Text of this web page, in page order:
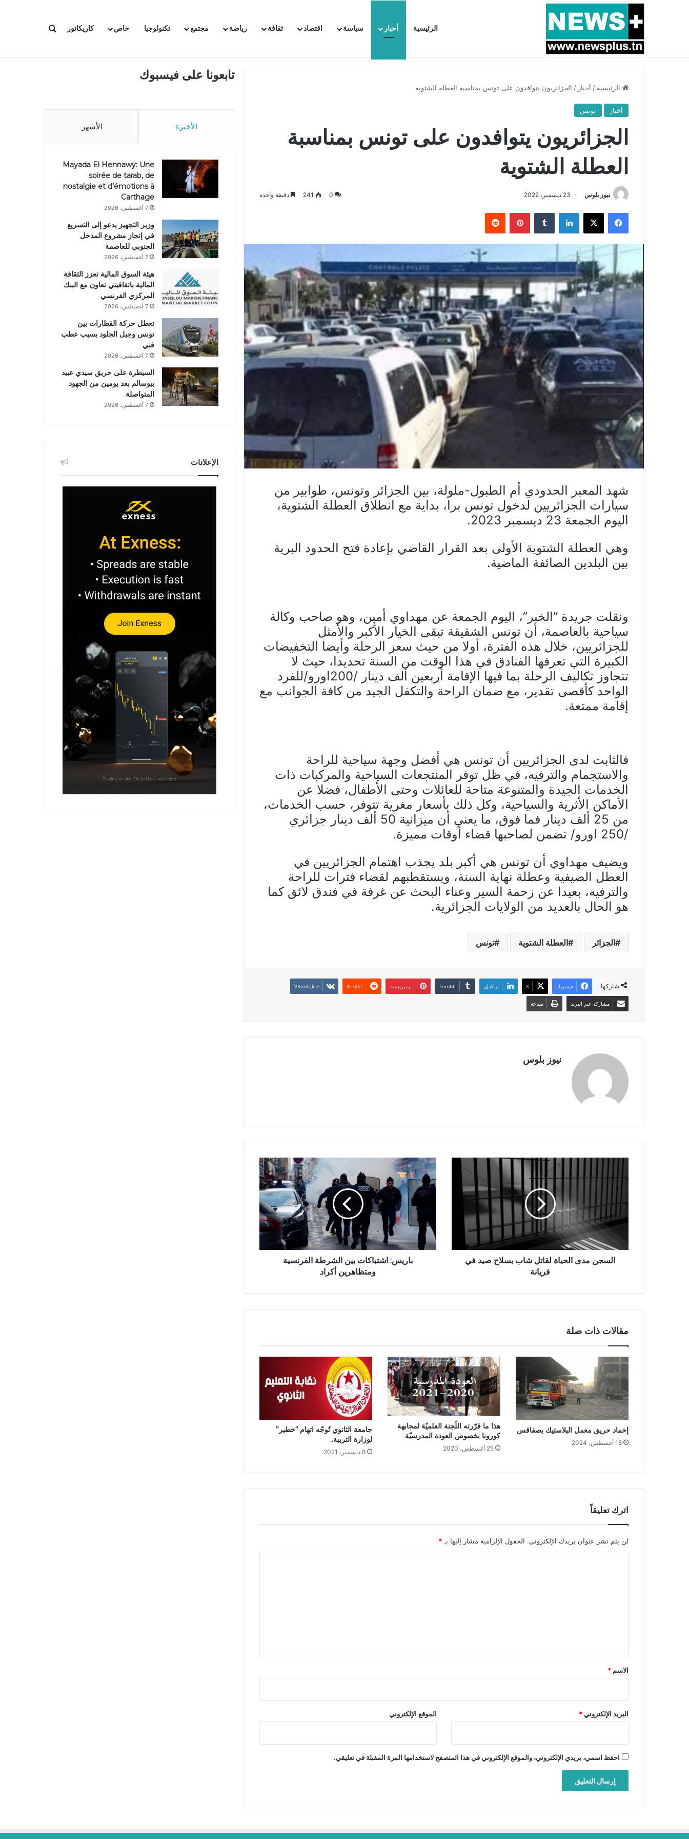
الرئيسية أخبار سياسة اقتصاد ثقافة رياضة مجتمع تكنولوجيا خاص كاريكاتور بحث عن
أخبار عاجلة بسبب المرزوقي وبتكليف من سعيّد: الخارجية تستدعي السفيرة الفرنسية بتونس وتبلغها احتجاجا شديد اللهجة !!
الرئيسية / أخبار / الجزائريون يتوافدون على تونس بمناسبة العطلة الشتوية
أخبار تونس
الجزائريون يتوافدون على تونس بمناسبة
العطلة الشتوية
نيوز بلوس 23 ديسمبر، 2022 0
241 دقيقة واحدة
فيسبوك X لينكدإن بينتيريست
شهد المعبر الحدودي أم الطبول-ملولة، بين الجزائر وتونس، طوابير من
سيارات الجزائريين لدخول تونس برا، بداية مع انطلاق العطلة الشتوية،
اليوم الجمعة 23 ديسمبر 2023.
وهي العطلة الشتوية الأولى بعد القرار القاضي بإعادة فتح الحدود البرية
بين البلدين الصائفة الماضية.
ونقلت جريدة “الخبر”، اليوم الجمعة عن مهداوي أمين، وهو صاحب وكالة
سياحية بالعاصمة، أن تونس الشقيقة تبقى الخيار الأكبر والأمثل
للجزائريين، خلال هذه الفترة، أولا من حيث سعر الرحلة وأيضا التخفيضات
الكبيرة التي تعرفها الفنادق في هذا الوقت من السنة تحديدا، حيث لا
تتجاوز تكاليف الرحلة بما فيها الإقامة أربعين ألف دينار /200اورو/للفرد
الواحد كأقصى تقدير، مع ضمان الراحة والتكفل الجيد من كافة الجوانب مع
إقامة ممتعة.
فالثابت لدى الجزائريين أن تونس هي أفضل وجهة سياحية للراحة
والاستجمام والترفيه، في ظل توفر المنتجعات السياحية والمركبات ذات
الخدمات الجيدة والمتنوعة متاحة للعائلات وحتى الأطفال، فضلا عن
الأماكن الأثرية والسياحية، وكل ذلك بأسعار مغرية تتوفر، حسب الخدمات،
من 25 ألف دينار فما فوق، ما يعني أن ميزانية 50 ألف دينار جزائري
/250 اورو/ تضمن لصاحبها قضاء أوقات مميزة.
ويضيف مهداوي أن تونس هي أكبر بلد يجذب اهتمام الجزائريين في
العطل الصيفية وعطلة نهاية السنة، ويستقطبهم لقضاء فترات للراحة
والترفيه، بعيدا عن زحمة السير وعناء البحث عن غرفة في فندق لائق كما
هو الحال بالعديد من الولايات الجزائرية.
الجزائر العطلة الشتوية تونس
شاركها فيسبوك X لينكدإن بينتيريست
مشاركة عبر البريد طباعة
نيوز بلوس
السجن مدى الحياة لقاتل شاب بسلاح صيد في
فريانة
باريس: اشتباكات بين الشرطة الفرنسية
ومتظاهرين أكراد
مقالات ذات صلة
إخماد حريق معمل البلاستيك بصفاقس
18 أغسطس، 2024
هذا ما قرّرته اللّجنة العلميّة لمجابهة
كورونا بخصوص العودة المدرسيّة
25 أغسطس، 2020
جامعة الثانوي تُوجّه اتهام “خطير”
لوزارة التربية..
8 ديسمبر، 2021
اترك تعليقاً
لن يتم نشر عنوان بريدك الإلكتروني. الحقول الإلزامية مشار إليها بـ*
*
الاسم *
البريد الإلكتروني* الموقع الإلكتروني
احفظ اسمي، بريدي الإلكتروني، والموقع الإلكتروني في هذا المتصفح لاستخدامها المرة المقبلة في تعليقي.
تابعونا على فيسبوك
الأخيرة الأشهر
Mayada El Hennawy: Une
soirée de tarab, de
nostalgie et d’émotions à
Carthage
7 أغسطس، 2026
وزير التجهيز يدعو إلى التسريع
في إنجاز مشروع المدخل
الجنوبي للعاصمة
7 أغسطس، 2026
هيئة السوق المالية تعزز الثقافة
المالية باتفاقيتي تعاون مع البنك
المركزي الفرنسي
7 أغسطس، 2026
تعطل حركة القطارات بين
تونس وجبل الجلود بسبب عطب
فني
7 أغسطس، 2026
السيطرة على حريق سيدي عبيد
ببوسالم بعد يومين من الجهود
المتواصلة
7 أغسطس، 2026
الإعلانات